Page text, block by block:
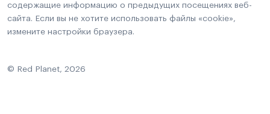
содержащие информацию о предыдущих посещениях веб-
сайта. Если вы не хотите использовать файлы «cookie»,
измените настройки браузера.
© Red Planet, 2026